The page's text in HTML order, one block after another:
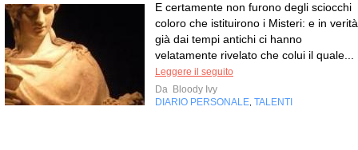
E certamente non furono degli sciocchi
coloro che istituirono i Misteri: e in verità
già dai tempi antichi ci hanno
velatamente rivelato che colui il quale...
Leggere il seguito
Da Bloody Ivy
DIARIO PERSONALE, TALENTI